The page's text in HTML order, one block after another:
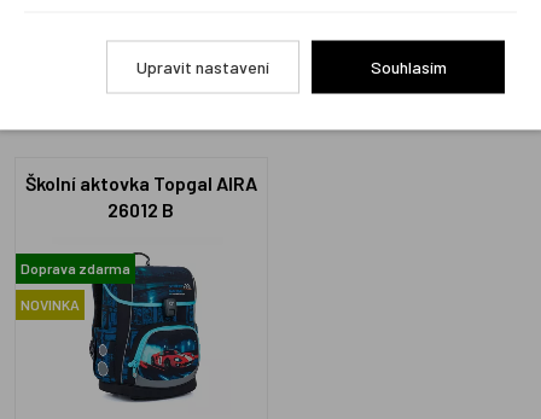
Zboží se stejným motivem
Školní aktovka Topgal AIRA
26012 B
Doprava zdarma
NOVINKA
Upravit nastavení Souhlasím